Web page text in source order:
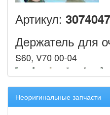
Артикул:
Держатель для
S60, V70 00-04
Неоригинальные запчасти